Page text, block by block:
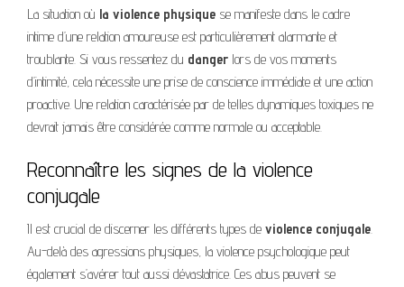
La situation où la violence physique se manifeste dans le cadre
intime d’une relation amoureuse est particulièrement alarmante et
troublante. Si vous ressentez du danger lors de vos moments
d’intimité, cela nécessite une prise de conscience immédiate et une action
proactive. Une relation caractérisée par de telles dynamiques toxiques ne
devrait jamais être considérée comme normale ou acceptable.
Reconnaître les signes de la violence
conjugale
Il est crucial de discerner les différents types de violence conjugale.
Au-delà des agressions physiques, la violence psychologique peut
également s’avérer tout aussi dévastatrice. Ces abus peuvent se